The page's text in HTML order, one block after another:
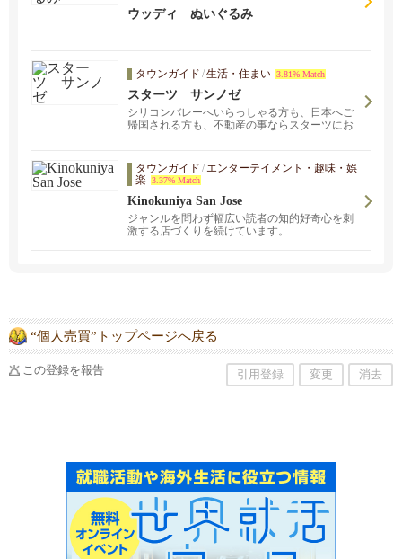
ウッディ ぬいぐるみ
タウンガイド /生活・住まい 3.81% Match
スターツ サンノゼ
シリコンバレーへいらっしゃる方も、日本へご
帰国される方も、不動産の事ならスターツにお
タウンガイド /エンターテイメント・趣味・娯
楽 3.37% Match
Kinokuniya San Jose
ジャンルを問わず幅広い読者の知的好奇心を刺
激する店づくりを続けています。
“個人売買”トップページへ戻る
この登録を報告 引用登録 変更 消去